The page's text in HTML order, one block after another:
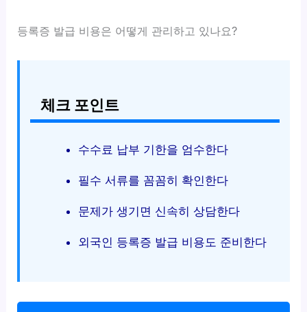
등록증 발급 비용은 어떻게 관리하고 있나요?
체크 포인트
수수료 납부 기한을 엄수한다
필수 서류를 꼼꼼히 확인한다
문제가 생기면 신속히 상담한다
외국인 등록증 발급 비용도 준비한다